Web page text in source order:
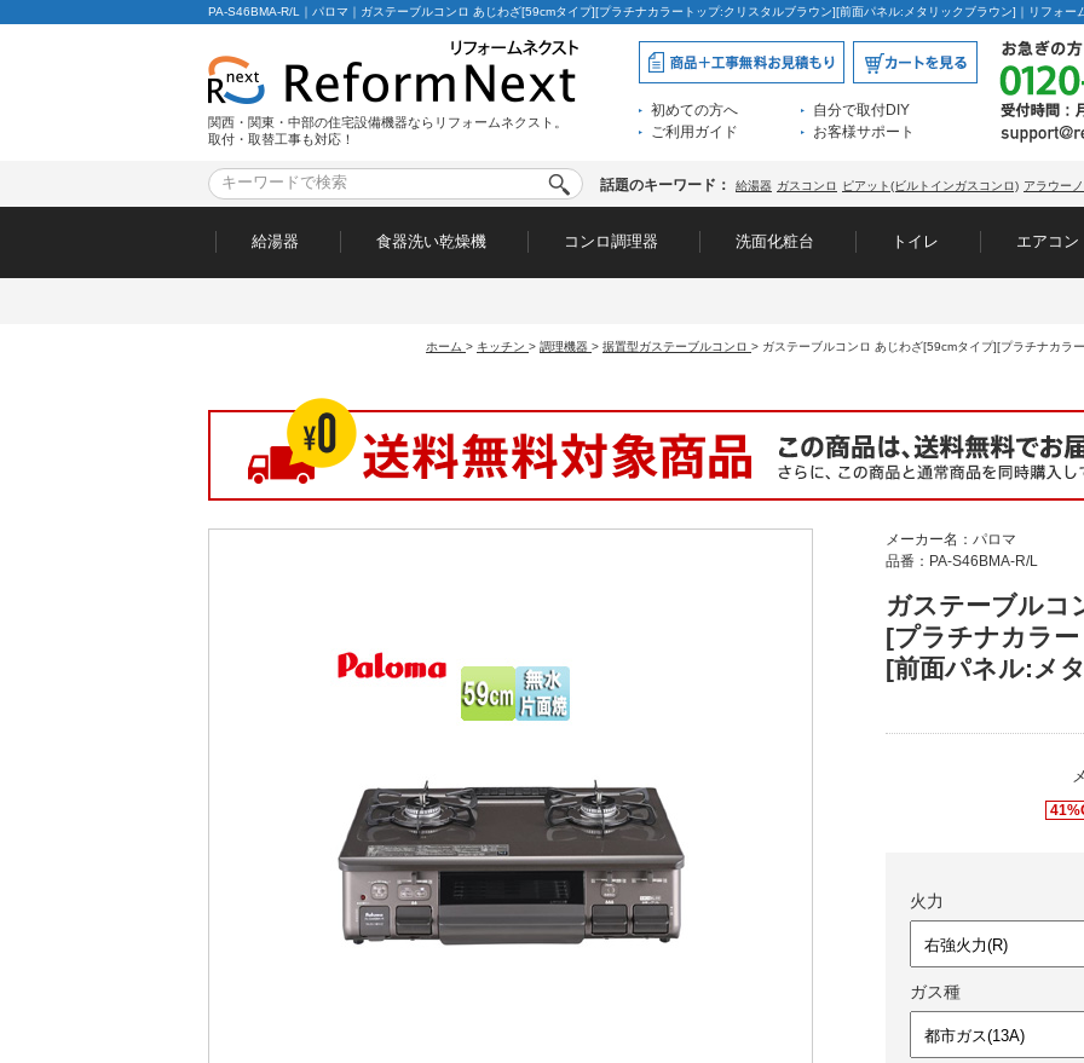
PA-S46BMA-R/L｜パロマ｜ガステーブルコンロ あじわざ[59cmタイプ][プラチナカラートップ:クリスタルブラウン][前面パネル:メタリックブラウン]｜リフォー
関西・関東・中部の住宅設備機器ならリフォームネクスト。
取付・取替工事も対応！
初めての方へ
自分で取付DIY
ご利用ガイド
お客様サポート
話題のキーワード： 給湯器 ガスコンロ ピアット(ビルトインガスコンロ) アラウー
給湯器 食器洗い乾燥機 コンロ調理器 洗面化粧台 トイレ エアコン
ホーム > キッチン > 調理機器 > 据置型ガステーブルコンロ > ガステーブルコンロ あじわざ[59cmタイプ][プラチナカラ
メーカー名：パロマ
品番：PA-S46BMA-R/L
ガステーブルコ
[プラチナカラ
[前面パネル:メ
火力
ガス種